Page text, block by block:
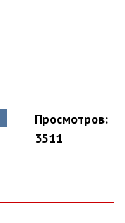
Просмотров:
3511